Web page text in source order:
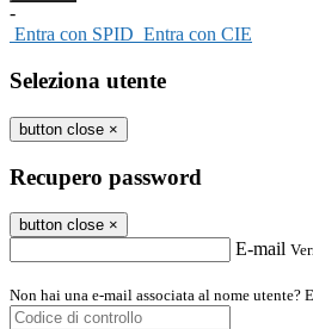
-
Entra con SPID Entra con CIE
Seleziona utente
button close ×
Recupero password
button close ×
E-mail
Non hai una e-mail associata al nome utente?